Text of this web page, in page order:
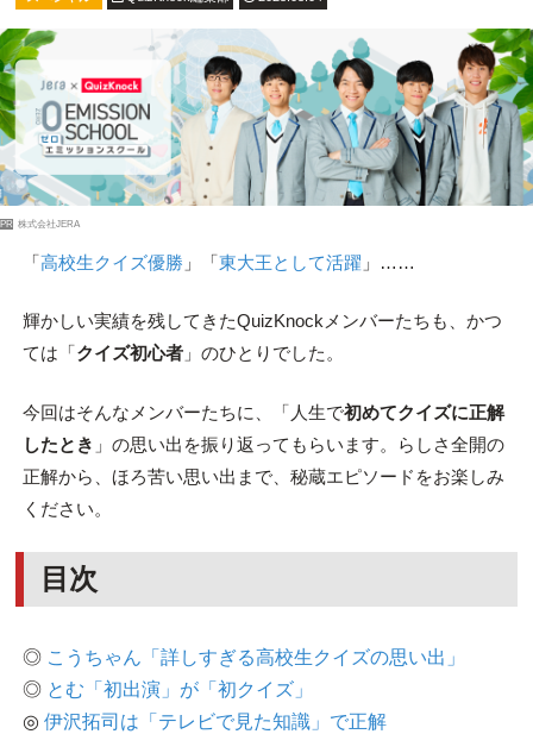
PR 株式会社JERA
「高校生クイズ優勝 」「東大王として活躍 」……
輝かしい実績を残してきたQuizKnockメンバーたちも、かつ
ては「 クイズ初心者」のひとりでした。
今回はそんなメンバーたちに、「人生で初めてクイズに正解
したとき 」の思い出を振り返ってもらいます。らしさ全開の
正解から、ほろ苦い思い出まで、秘蔵エピソードをお楽しみ
ください。
目次
◎ こうちゃん「詳しすぎる高校生クイズの思い出」
◎ とむ「初出演」が「初クイズ」
◎ 伊沢拓司は「テレビで見た知識」で正解